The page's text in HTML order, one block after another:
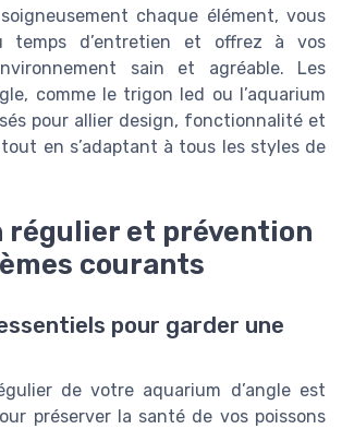
chaque élément, vous
temps d’entretien et offrez à vos
sain et agréable. Les
comme le trigon led ou l’aquarium
pour allier design, fonctionnalité et
en s’adaptant à tous les styles de
régulier et prévention
courants
pour garder une
de votre aquarium d’angle est
préserver la santé de vos poissons